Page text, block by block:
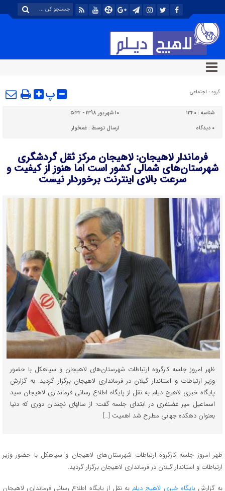
گروه : اجتماعی پ
شناسه : ۱۳۴۰
۱۰ شهریور ۱۳۹۸ - ۵:۳۲
۰ دیدگاه ارسال توسط :غمخوار
فرماندار لاهیجان: لاهیجان مرکز ثقل گردشگری
شهرستان‌های شمالی کشور است اما هنوز از کیفیت و
سرعت بالای اینترنت برخوردار نیست
ظهر امروز جلسه کارگروه ارتباطات شهرستان‌های لاهیجان و سیاهکل با حضور
وزیر ارتباطات و استاندار گیلان در فرمانداری لاهیجان برگزار گردید. به گزارش
پایگاه خبری لاهیج دیلم به نقل از پایگاه اطلاع رسانی فرمانداری لاهیجان سید
اسماعیل میر غضنفری در ابتدای جلسه گفت: از سالهای نچندان دوری که دنیا
بعنوان دهکده جهانی مطرح شد اهمیت […]
ظهر امروز جلسه کارگروه ارتباطات شهرستان‌های لاهیجان و سیاهکل با حضور وزیر
ارتباطات و استاندار گیلان در فرمانداری لاهیجان برگزار گردید.
به گزارشپایگاه خبری لاهیج دیلم به نقل از پایگاه اطلاع رسانی فرمانداری لاهیجان